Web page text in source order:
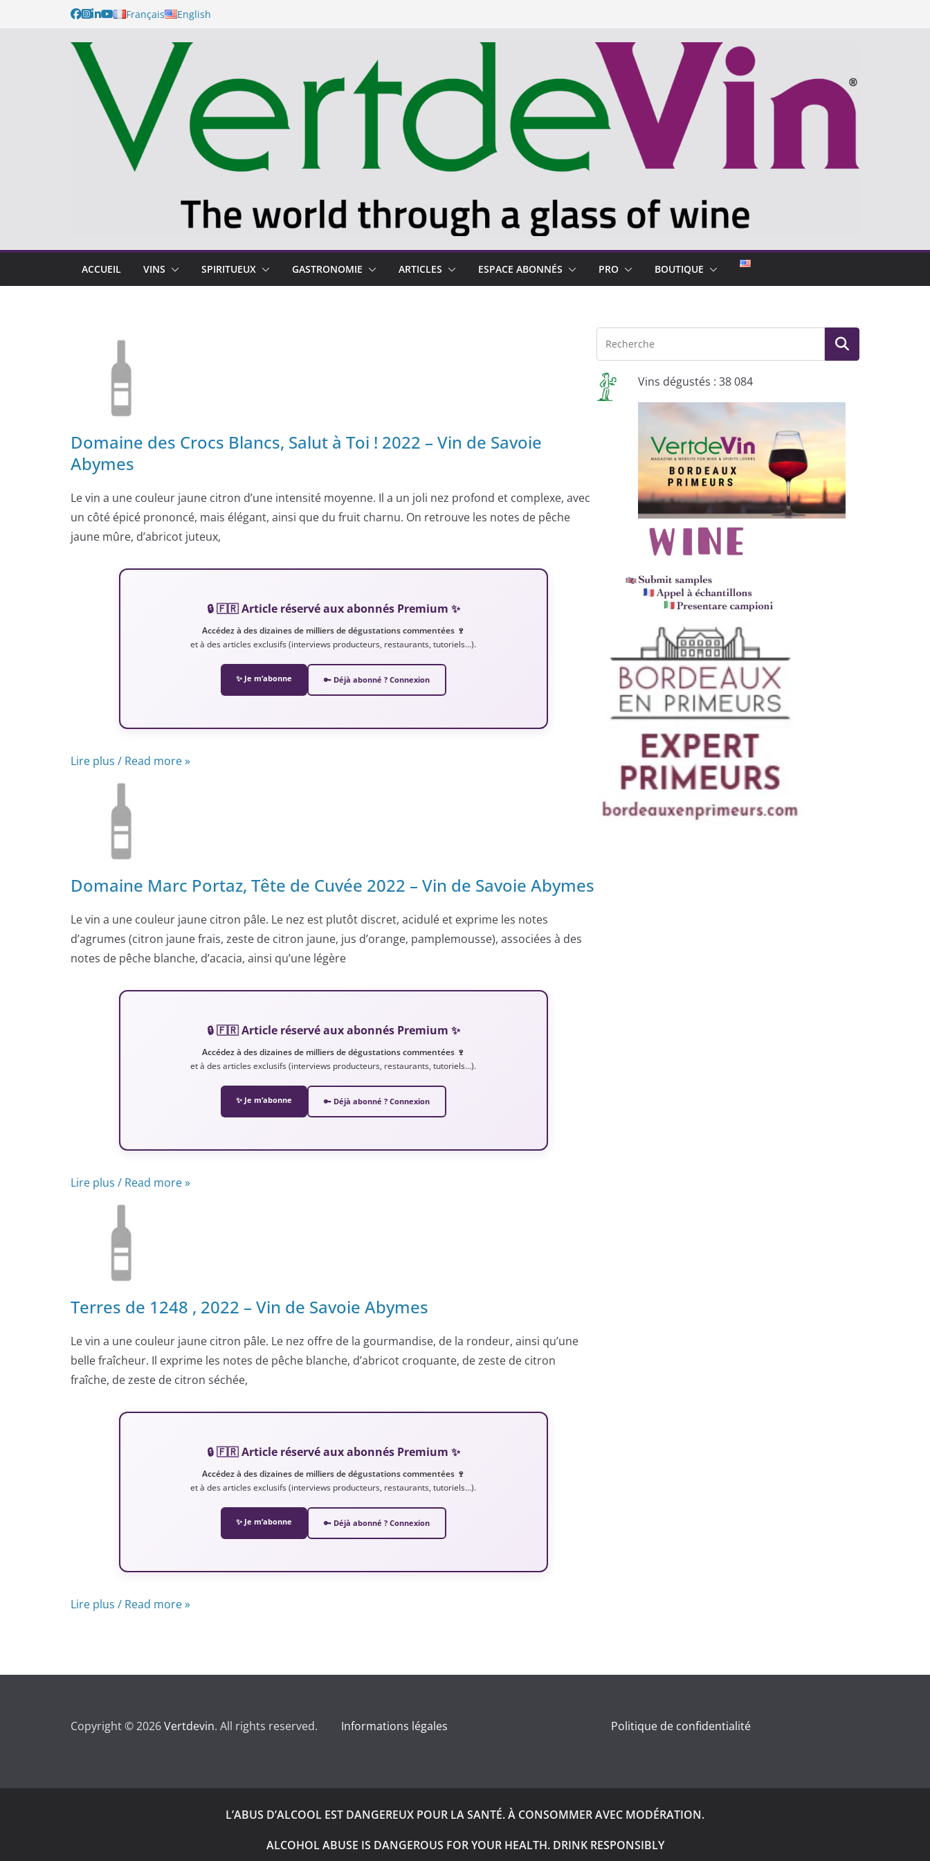
Français English
ACCUEIL VINS SPIRITUEUX GASTRONOMIE ARTICLES ESPACE ABONNÉS PRO BOUTIQUE
Domaine des Crocs Blancs, Salut à Toi ! 2022 – Vin de Savoie
Abymes
Le vin a une couleur jaune citron d’une intensité moyenne. Il a un joli nez profond et complexe, avec
un côté épicé prononcé, mais élégant, ainsi que du fruit charnu. On retrouve les notes de pêche
jaune mûre, d’abricot juteux,
🔒 🇫🇷 Article réservé aux abonnés Premium ✨
Accédez à des dizaines de milliers de dégustations commentées 🍷
et à des articles exclusifs (interviews producteurs, restaurants, tutoriels…).
✨ Je m’abonne 🔑 Déjà abonné ? Connexion
Lire plus / Read more »
Domaine Marc Portaz, Tête de Cuvée 2022 – Vin de Savoie Abymes
Le vin a une couleur jaune citron pâle. Le nez est plutôt discret, acidulé et exprime les notes
d’agrumes (citron jaune frais, zeste de citron jaune, jus d’orange, pamplemousse), associées à des
notes de pêche blanche, d’acacia, ainsi qu’une légère
🔒 🇫🇷 Article réservé aux abonnés Premium ✨
Accédez à des dizaines de milliers de dégustations commentées 🍷
et à des articles exclusifs (interviews producteurs, restaurants, tutoriels…).
✨ Je m’abonne 🔑 Déjà abonné ? Connexion
Lire plus / Read more »
Terres de 1248 , 2022 – Vin de Savoie Abymes
Le vin a une couleur jaune citron pâle. Le nez offre de la gourmandise, de la rondeur, ainsi qu’une
belle fraîcheur. Il exprime les notes de pêche blanche, d’abricot croquante, de zeste de citron
fraîche, de zeste de citron séchée,
🔒 🇫🇷 Article réservé aux abonnés Premium ✨
Accédez à des dizaines de milliers de dégustations commentées 🍷
et à des articles exclusifs (interviews producteurs, restaurants, tutoriels…).
✨ Je m’abonne 🔑 Déjà abonné ? Connexion
Lire plus / Read more »
Vins dégustés : 38 084
Copyright © 2026Vertdevin. All rights reserved. Informations légales Politique de confidentialité
L’ABUS D’ALCOOL EST DANGEREUX POUR LA SANTÉ. À CONSOMMER AVEC MODÉRATION.
ALCOHOL ABUSE IS DANGEROUS FOR YOUR HEALTH. DRINK RESPONSIBLY